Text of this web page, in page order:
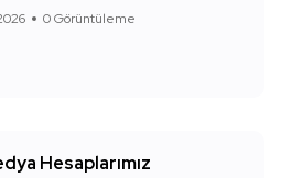
0 Görüntüleme
Hesaplarımız